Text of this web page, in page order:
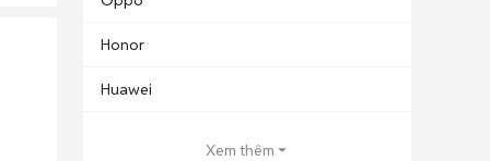
Honor
Huawei
Xem thêm